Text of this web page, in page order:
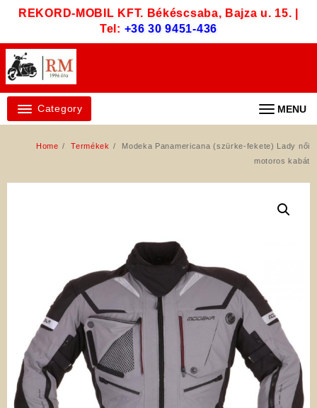
REKORD-MOBIL KFT. Békéscsaba, Bajza u. 15. |
Tel: +36 30 9451-436
Category MENU
Home Termékek
Modeka Panamericana (szürke-fekete) Lady női
motoros kabát